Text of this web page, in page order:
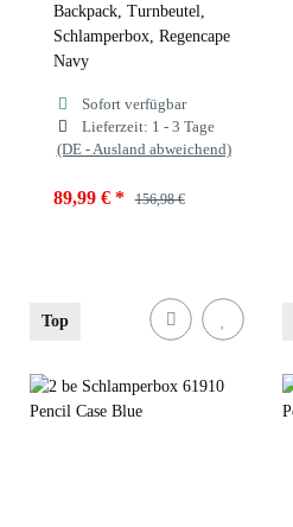
Backpack, Turnbeutel,
Schlamperbox, Regencape
Navy
Sofort verfügbar
Lieferzeit: 1 - 3 Tage
(DE - Ausland abweichend)
89,99 € * 156,98 €
Fuchsia Blue 055
Top